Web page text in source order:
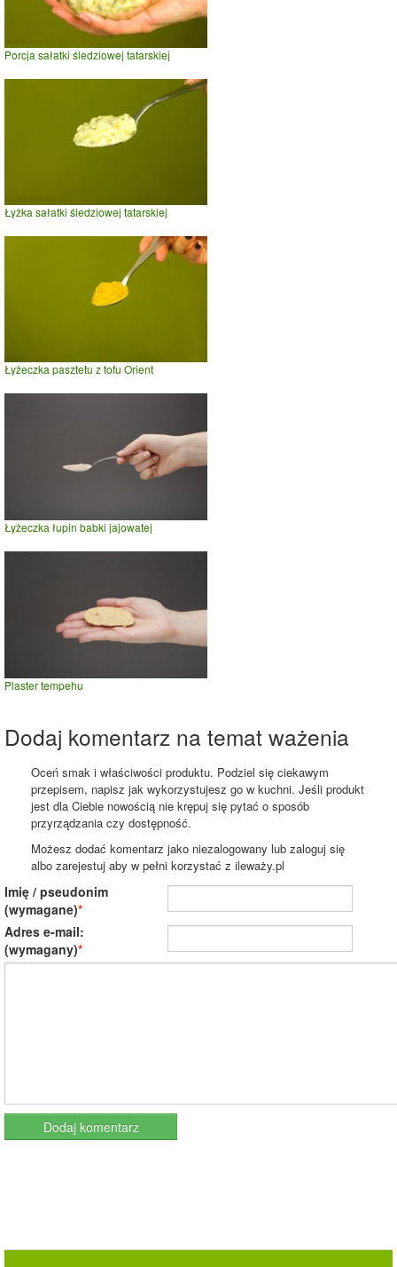
Porcja sałatki śledziowej tatarskiej
Łyżka sałatki śledziowej tatarskiej
Łyżeczka pasztetu z tofu Orient
Łyżeczka łupin babki jajowatej
Plaster tempehu
Dodaj komentarz na temat ważenia
Oceń smak i właściwości produktu. Podziel się ciekawym
przepisem, napisz jak wykorzystujesz go w kuchni. Jeśli produkt
jest dla Ciebie nowością nie krępuj się pytać o sposób
przyrządzania czy dostępność.
Możesz dodać komentarz jako niezalogowany lub zaloguj się
albo zarejestuj aby w pełni korzystać z ileważy.pl
Imię / pseudonim
(wymagane)
Adres e-mail:
(wymagany)